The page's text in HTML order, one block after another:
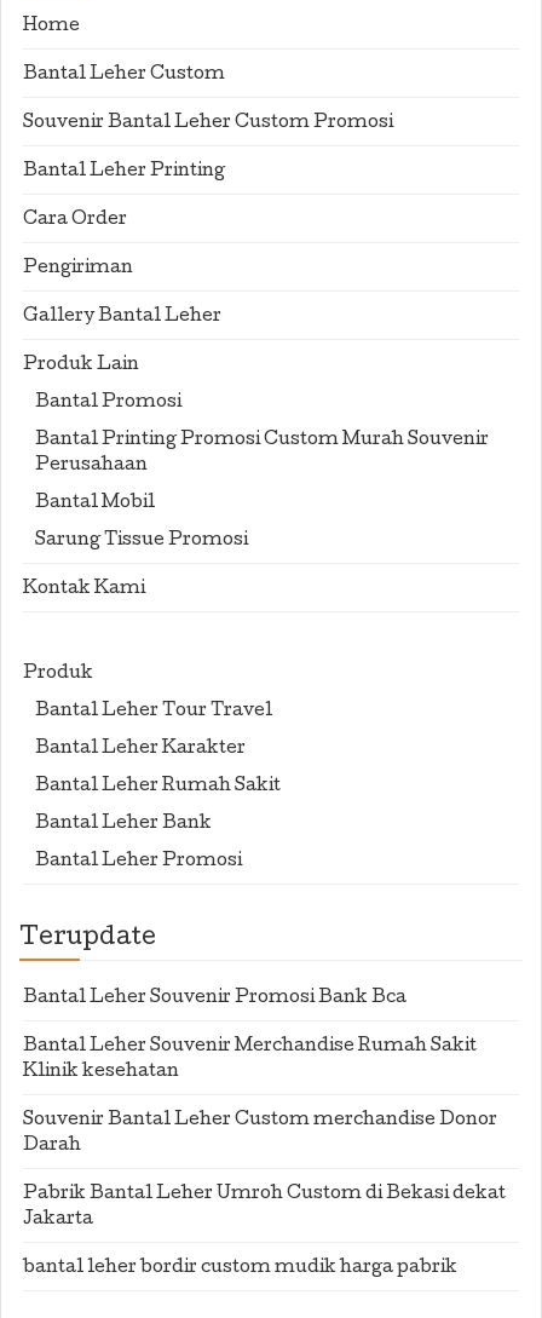
Home
Bantal Leher Custom
Souvenir Bantal Leher Custom Promosi
Bantal Leher Printing
Cara Order
Pengiriman
Gallery Bantal Leher
Produk Lain
Bantal Promosi
Bantal Printing Promosi Custom Murah Souvenir
Perusahaan
Bantal Mobil
Sarung Tissue Promosi
Kontak Kami
Produk
Bantal Leher Tour Travel
Bantal Leher Karakter
Bantal Leher Rumah Sakit
Bantal Leher Bank
Bantal Leher Promosi
Terupdate
Bantal Leher Souvenir Promosi Bank Bca
Bantal Leher Souvenir Merchandise Rumah Sakit
Klinik kesehatan
Souvenir Bantal Leher Custom merchandise Donor
Darah
Pabrik Bantal Leher Umroh Custom di Bekasi dekat
Jakarta
bantal leher bordir custom mudik harga pabrik